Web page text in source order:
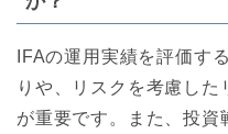
IFAの運用実績を評価す
りや、リスクを考慮した
が重要です。また、投資